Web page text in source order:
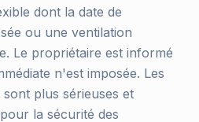
dont la date de
ou une ventilation
Le propriétaire est informé
n'est imposée. Les
plus sérieuses et
la sécurité des